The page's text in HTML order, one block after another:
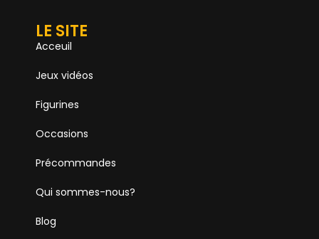
LE SITE
Acceuil
Jeux vidéos
Figurines
Occasions
Précommandes
Qui sommes-nous?
Blog